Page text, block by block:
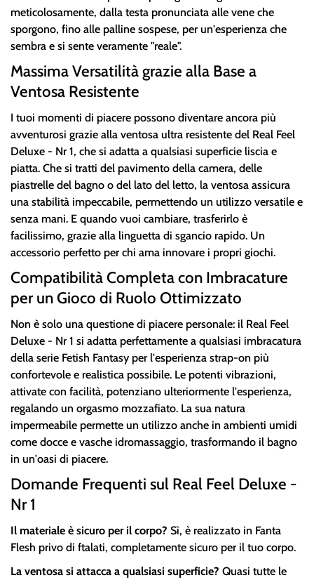
meticolosamente, dalla testa pronunciata alle vene che
sporgono, fino alle palline sospese, per un'esperienza che
sembra e si sente veramente "reale".
Massima Versatilità grazie alla Base a
Ventosa Resistente
I tuoi momenti di piacere possono diventare ancora più
avventurosi grazie alla ventosa ultra resistente del Real Feel
Deluxe - Nr 1, che si adatta a qualsiasi superficie liscia e
piatta. Che si tratti del pavimento della camera, delle
piastrelle del bagno o del lato del letto, la ventosa assicura
una stabilità impeccabile, permettendo un utilizzo versatile e
senza mani. E quando vuoi cambiare, trasferirlo è
facilissimo, grazie alla linguetta di sgancio rapido. Un
accessorio perfetto per chi ama innovare i propri giochi.
Compatibilità Completa con Imbracature
per un Gioco di Ruolo Ottimizzato
Non è solo una questione di piacere personale: il Real Feel
Deluxe - Nr 1 si adatta perfettamente a qualsiasi imbracatura
della serie Fetish Fantasy per l'esperienza strap-on più
confortevole e realistica possibile. Le potenti vibrazioni,
attivate con facilità, potenziano ulteriormente l'esperienza,
regalando un orgasmo mozzafiato. La sua natura
impermeabile permette un utilizzo anche in ambienti umidi
come docce e vasche idromassaggio, trasformando il bagno
in un'oasi di piacere.
Domande Frequenti sul Real Feel Deluxe -
Nr 1
Il materiale è sicuro per il corpo? Sì, è realizzato in Fanta
Flesh privo di ftalati, completamente sicuro per il tuo corpo.
La ventosa si attacca a qualsiasi superficie? Quasi tutte le